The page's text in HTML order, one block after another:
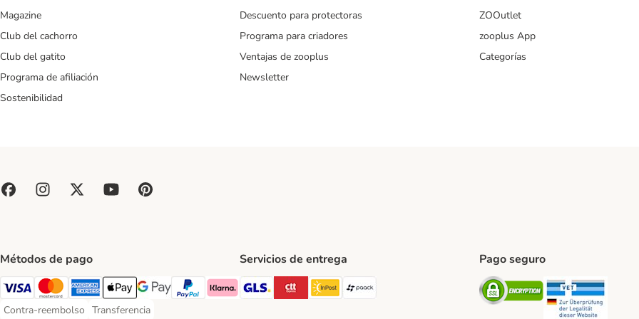
Magazine
Club del cachorro
Club del gatito
Programa de afiliación
Sostenibilidad
Descuento para protectoras
Programa para criadores
Ventajas de zooplus
Newsletter
ZOOutlet
zooplus App
Categorías
Métodos de pago
Visa Payment Method
Mastercard Payment Method
American Express Payment Method
Apple Pay Payment Method
Google Pay Payment Method
PayPal Payment Method
Klarna Payment Method
Contra-reembolso
Contra-reembolso Payment Method
Transferencia
Transferencia Payment Method
Servicios de entrega
GLS Shipping Method
CTTExpress Shipping Method
InPost Shipping Method
Pago seguro
Security